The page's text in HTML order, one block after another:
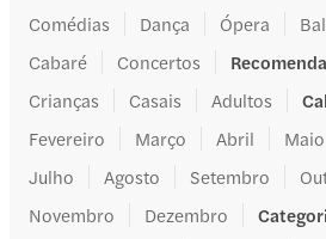
Comédias
Dança Ópera
Cabaré
Concertos
Crianças
Casais Adultos
Fevereiro
Março Abril Maio
Julho
Agosto Setembro
Novembro
Dezembro